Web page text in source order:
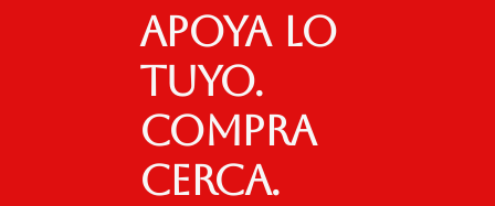
Apoya lo
tuyo.
Compra
cerca.